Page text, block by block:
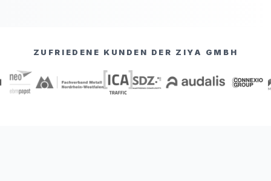
ZUFRIEDENE KUNDEN DER ZIYA GMBH